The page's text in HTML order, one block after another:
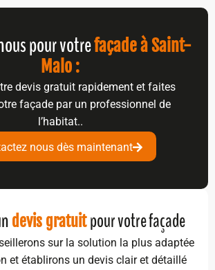
pour votrefaçade à Saint-
Malo :
devis gratuit rapidement et faites
façade par un professionnel de
l’habitat..
nous dès maintenant
devis gratuitpour votre façade
sur la solution la plus adaptée
et établirons un devis clair et détaillé